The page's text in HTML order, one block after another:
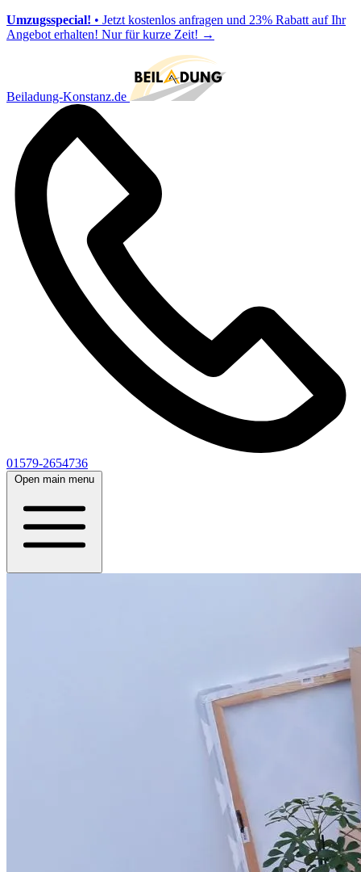
Umzugsspecial! • Jetzt kostenlos anfragen und 23% Rabatt auf Ihr
Angebot erhalten! Nur für kurze Zeit! →
Beiladung-Konstanz.de
01579-2654736
Open main menu